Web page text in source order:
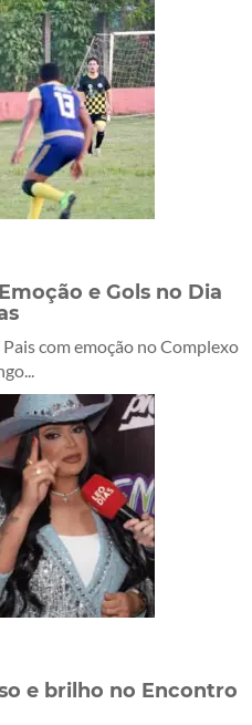
e Gols no Dia
com emoção no Complexo
e brilho no Encontro